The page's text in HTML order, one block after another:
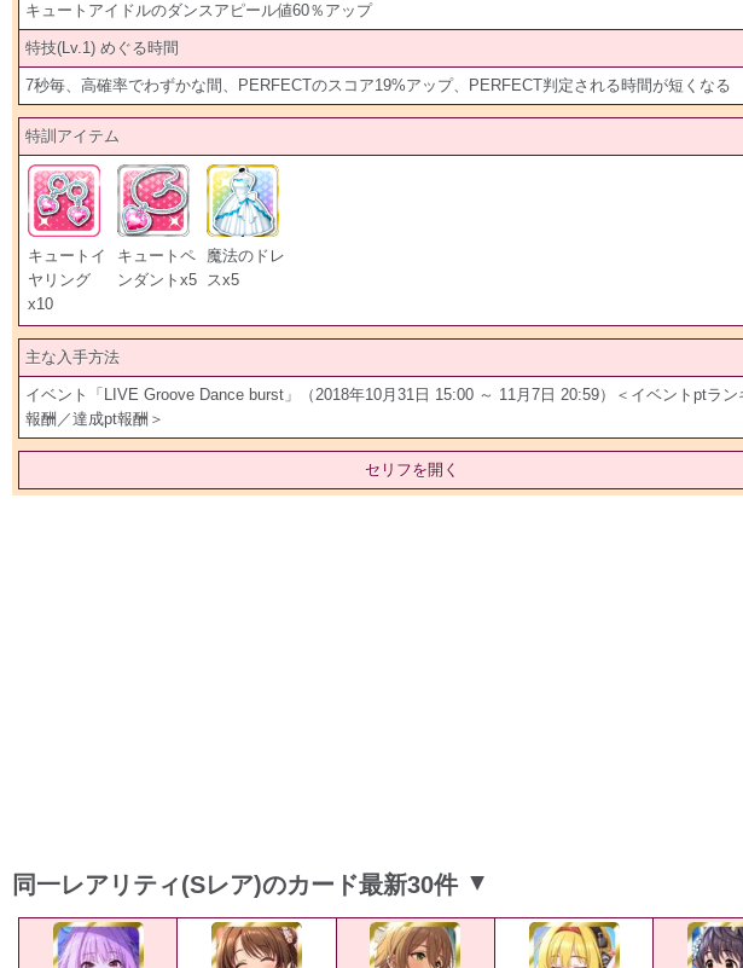
キュートアイドルのダンスアピール値60％アップ
特技(Lv.1) めぐる時間
7秒毎、高確率でわずかな間、PERFECTのスコア19%アップ、PERFECT判定される時間が短くなる
特訓アイテム
キュートイ
ヤリング
x10
キュートペ
ンダントx5
魔法のドレ
スx5
主な入手方法
イベント「LIVE Groove Dance burst」（2018年10月31日 15:00 ～ 11月7日 20:59）＜イベントptラン
報酬／達成pt報酬＞
セリフを開く
同一レアリティ(Sレア)のカード最新30件 ▲